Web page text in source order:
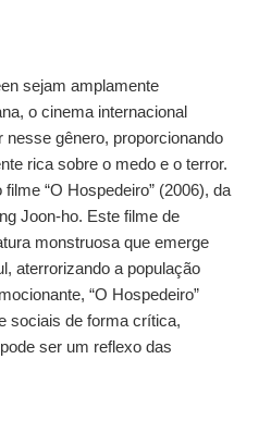
sejam amplamente
o cinema internacional
gênero, proporcionando
rica sobre o medo e o terror.
“O Hospedeiro” (2006), da
Joon-ho. Este filme de
monstruosa que emerge
aterrorizando a população
“O Hospedeiro”
sociais de forma crítica,
ser um reflexo das